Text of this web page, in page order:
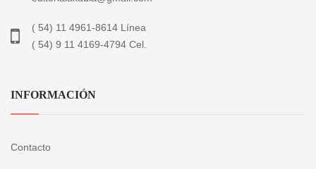
( 54) 11 4961-8614 Línea
( 54) 9 11 4169-4794 Cel.
INFORMACIÓN
Contacto